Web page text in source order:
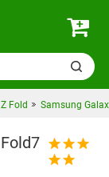
Fold Samsung